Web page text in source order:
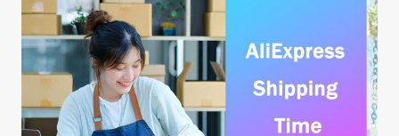
PRZY
ODBIORZE
(COD)?
SZCZEGÓŁOWE
WYJAŚNIENIE
DLA